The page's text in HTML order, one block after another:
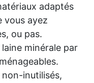
adaptés
vous ayez
ou pas.
minérale par
inutilisés,